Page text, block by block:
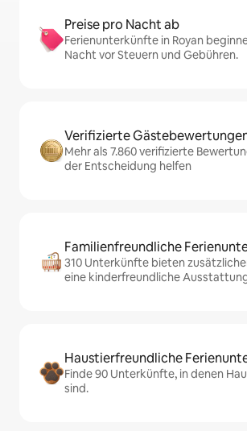
Preise pro Nacht ab
Ferienunterkünfte in Royan
Nacht vor Steuern und Gebühren.
Verifizierte
Mehr als 7.860 verifizierte
der Entscheidung helfen
Familienfreundliche
310 Unterkünfte bieten
eine kinderfreundliche
Haustierfreundliche
Finde 90 Unterkünfte, in denen
sind.